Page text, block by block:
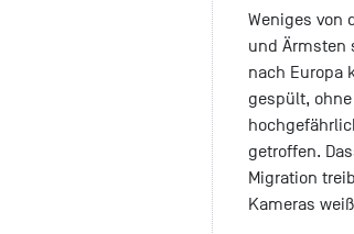
Weniges von
und Ärmsten
nach Europa
gespült,
getroffen.
Migration
Kameras